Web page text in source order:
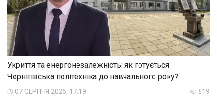
Укриття та енергонезалежність: як готується
Чернігівська політехніка до навчального року?
07 СЕРПНЯ 2026, 17:19 819